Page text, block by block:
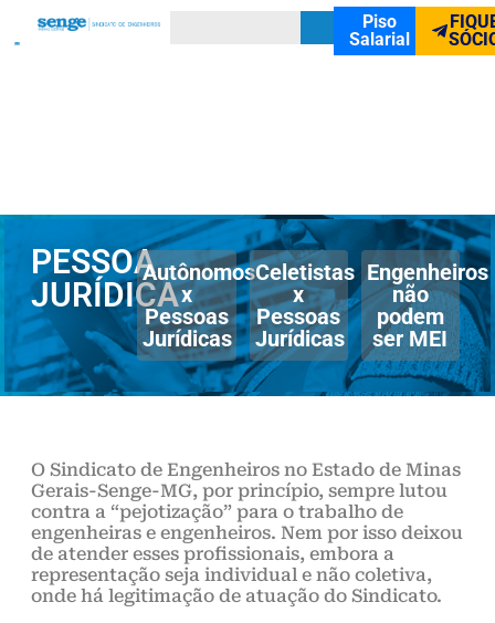
Piso
Salarial
PESSOA
JURÍDICA
Autônomos
x
Pessoas
Jurídicas
Celetistas
x
Pessoas
Jurídicas
Engenheiros
não
podem
ser MEI
O Sindicato de Engenheiros no Estado de Minas
Gerais-Senge-MG, por princípio, sempre lutou
contra a “pejotização” para o trabalho de
engenheiras e engenheiros. Nem por isso deixou
de atender esses profissionais, embora a
representação seja individual e não coletiva,
onde há legitimação de atuação do Sindicato.